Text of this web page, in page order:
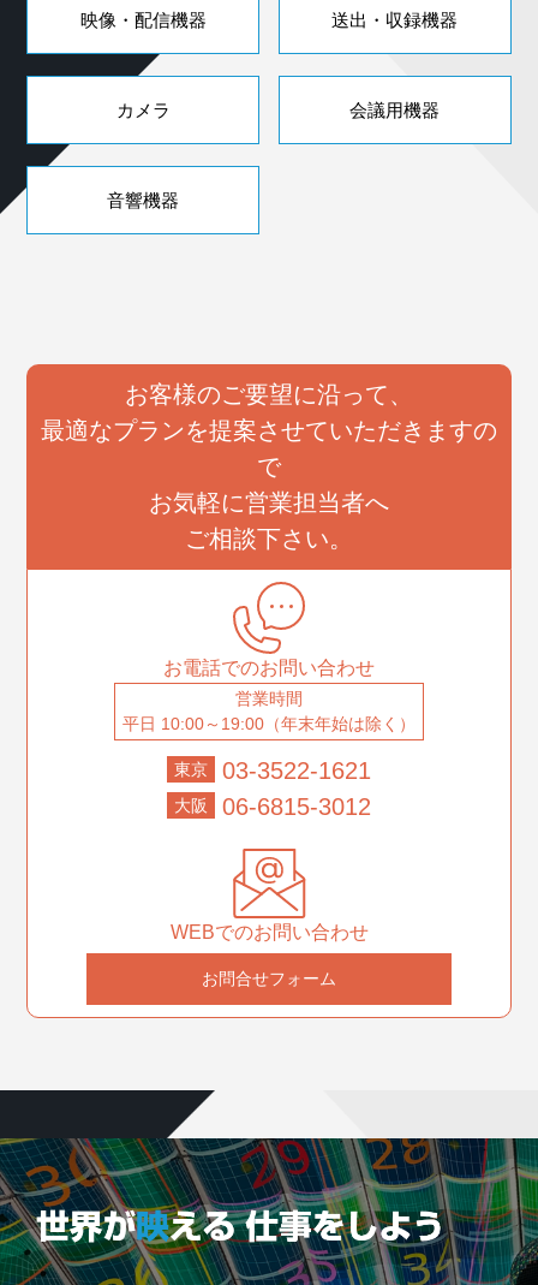
映像・配信機器 送出・収録機器
カメラ 会議用機器
音響機器
お客様のご要望に沿って、
最適なプランを提案させていただきますの
で
お気軽に営業担当者へ
ご相談下さい。
お電話でのお問い合わせ
営業時間
平日 10:00～19:00（年末年始は除く）
東京 03-3522-1621
大阪 06-6815-3012
WEBでのお問い合わせ
お問合せフォーム